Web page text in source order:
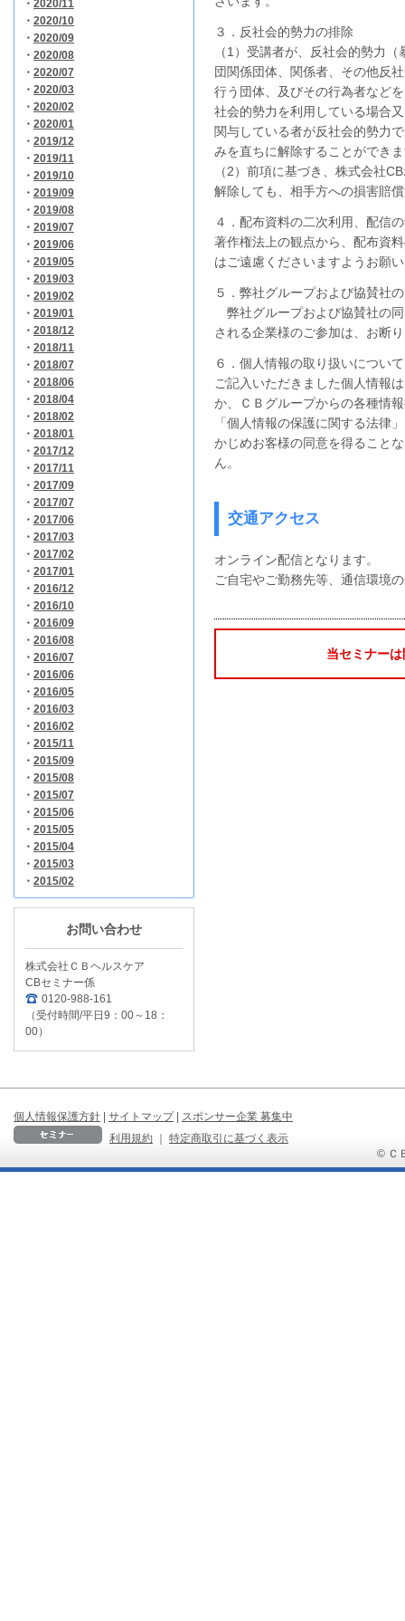
・ 2020/11
・ 2020/10
・ 2020/09
・ 2020/08
・ 2020/07
・ 2020/03
・ 2020/02
・ 2020/01
・ 2019/12
・ 2019/11
・ 2019/10
・ 2019/09
・ 2019/08
・ 2019/07
・ 2019/06
・ 2019/05
・ 2019/03
・ 2019/02
・ 2019/01
・ 2018/12
・ 2018/11
・ 2018/07
・ 2018/06
・ 2018/04
・ 2018/02
・ 2018/01
・ 2017/12
・ 2017/11
・ 2017/09
・ 2017/07
・ 2017/06
・ 2017/03
・ 2017/02
・ 2017/01
・ 2016/12
・ 2016/10
・ 2016/09
・ 2016/08
・ 2016/07
・ 2016/06
・ 2016/05
・ 2016/03
・ 2016/02
・ 2015/11
・ 2015/09
・ 2015/08
・ 2015/07
・ 2015/06
・ 2015/05
・ 2015/04
・ 2015/03
・ 2015/02
お問い合わせ
株式会社ＣＢヘルスケア
CBセミナー係
0120-988-161
（受付時間/平日9：00～18：
00）
３．反社会的勢力の排除
（1）受講者が、反社会的勢力
団関係団体、関係者、その他反
行う団体、及びその行為者など
社会的勢力を利用している場合
関与している者が反社会的勢力
みを直ちに解除することができ
（2）前項に基づき、株式会社
解除しても、相手方への損害賠
４．配布資料の二次利用、配信
著作権法上の観点から、配布資
はご遠慮くださいますようお願
５．弊社グループおよび協賛社
弊社グループおよび協賛社の
される企業様のご参加は、お断
６．個人情報の取り扱いについて
ご記入いただきました個人情報
か、ＣＢグループからの各種情
「個人情報の保護に関する法律
かじめお客様の同意を得ること
ん。
交通アクセス
オンライン配信となります。
ご自宅やご勤務先等、通信環境
当セミナー
個人情報保護方針 | サイトマップ | スポンサー企業 募集中
利用規約
｜
特定商取引に基づく表示
© Ｃ